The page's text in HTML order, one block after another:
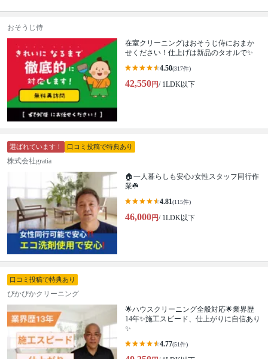
おそうじ侍
在室クリーニングはおそうじ侍におまか
せください！仕上げは新品のタオルで✨
4.50(317件)
42,550円/ 1LDK以下
選ばれています！ 口コミ投稿で特典あり
株式会社gratia
🏠一人暮らしも安心♪女性スタッフ同行作
業☘️
4.81(115件)
46,000円/ 1LDK以下
口コミ投稿で特典あり
ぴかぴかクリーニング
🌟ハウスクリーニング全般対応🌟業界歴
14年✨施工スピード、仕上がりに自信あり
✨
4.77(51件)